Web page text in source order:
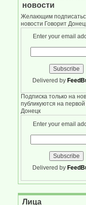
новости
Желающим
новости Говорит
Enter your email
Delivered by
Подписка только на
публикуются на
Донецк
Enter your email
Delivered by
Лица